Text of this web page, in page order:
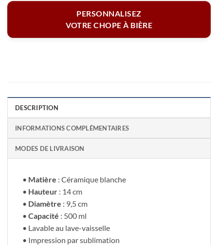
PERSONNALISEZ
VOTRE CHOPE À BIÈRE
DESCRIPTION
INFORMATIONS COMPLÉMENTAIRES
MODES DE LIVRAISON
• Matière : Céramique blanche
• Hauteur : 14 cm
• Diamètre : 9,5 cm
• Capacité : 500 ml
• Lavable au lave-vaisselle
• Impression par sublimation